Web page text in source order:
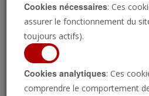
importantes directement par e-mail.
Cookies nécessaires: Ces
assurer le fonctionnement du
toujours actifs).
Cookies analytiques: Ces
comprendre le comportement